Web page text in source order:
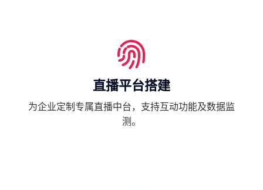
直播平台搭建
为企业定制专属直播中台，支持互动功能及数据监
测。